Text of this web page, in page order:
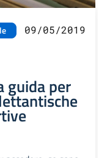
09/05/2019
guida per